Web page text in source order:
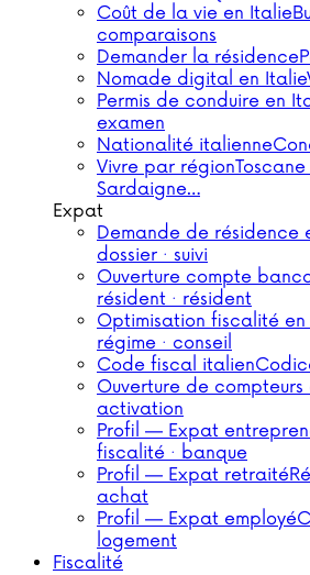
Coût de la vie en Italie
comparaisons
Demander la résidence
Nomade digital en Italie
Permis de conduire en
examen
Nationalité italienne
Vivre par régionToscane
Sardaigne…
Expat
Demande de résidence
dossier · suivi
Ouverture compte
résident · résident
Optimisation fiscalité
régime · conseil
Code fiscal italien
Ouverture de
activation
Profil — Expat
fiscalité · banque
Profil — Expat retraité
achat
Profil — Expat employé
logement
Fiscalité